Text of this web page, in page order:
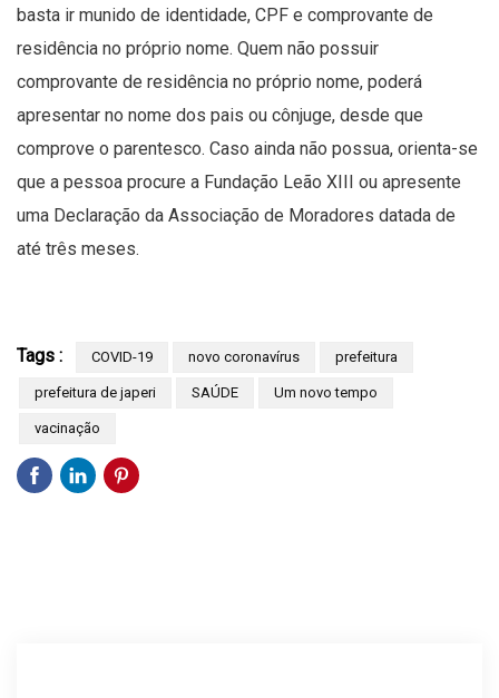
basta ir munido de identidade, CPF e comprovante de
residência no próprio nome. Quem não possuir
comprovante de residência no próprio nome, poderá
apresentar no nome dos pais ou cônjuge, desde que
comprove o parentesco. Caso ainda não possua, orienta-se
que a pessoa procure a Fundação Leão XIII ou apresente
uma Declaração da Associação de Moradores datada de
até três meses.
Tags : COVID-19 novo coronavírus prefeitura
prefeitura de japeri SAÚDE Um novo tempo
vacinação